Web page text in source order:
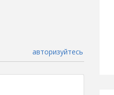
авторизуйтесь